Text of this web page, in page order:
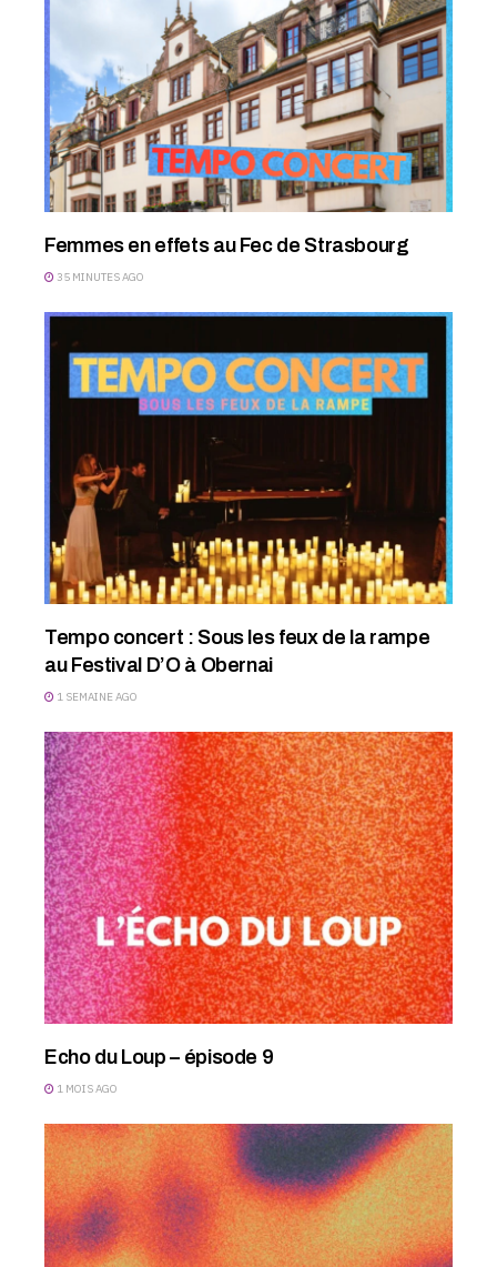
Femmes en effets au Fec de Strasbourg
35 MINUTES AGO
Tempo concert : Sous les feux de la rampe
au Festival D’O à Obernai
1 SEMAINE AGO
Echo du Loup – épisode 9
1 MOIS AGO